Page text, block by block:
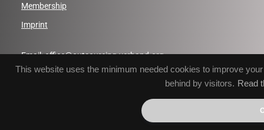
This website uses the minimum needed cookies to improve
behind by visitors. Read
Membership
Imprint
Email:office@outsourcing-verband.org
Phone: +49 (0)391 50558231